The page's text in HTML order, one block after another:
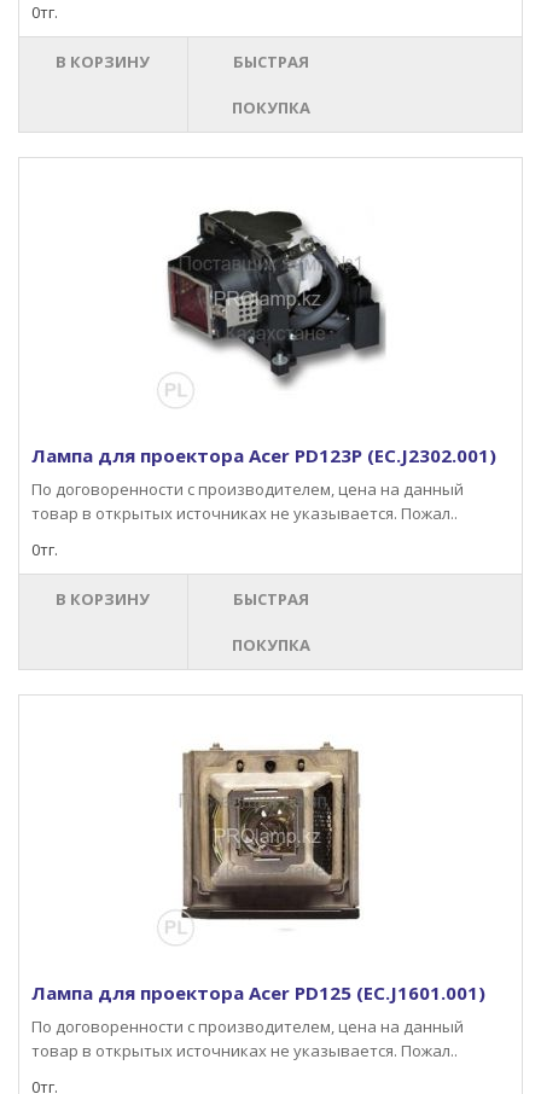
0тг.
В КОРЗИНУ БЫСТРАЯ
ПОКУПКА
Лампа для проектора Acer PD123P (EC.J2302.001)
По договоренности с производителем, цена на данный
товар в открытых источниках не указывается. Пожал..
0тг.
В КОРЗИНУ БЫСТРАЯ
ПОКУПКА
Лампа для проектора Acer PD125 (EC.J1601.001)
По договоренности с производителем, цена на данный
товар в открытых источниках не указывается. Пожал..
0тг.